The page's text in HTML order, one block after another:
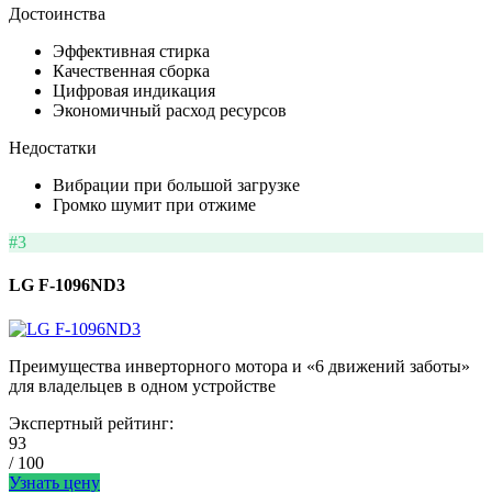
Достоинства
Эффективная стирка
Качественная сборка
Цифровая индикация
Экономичный расход ресурсов
Недостатки
Вибрации при большой загрузке
Громко шумит при отжиме
#3
LG F-1096ND3
Преимущества инверторного мотора и «6 движений заботы»
для владельцев в одном устройстве
Экспертный рейтинг:
93
/ 100
Узнать цену